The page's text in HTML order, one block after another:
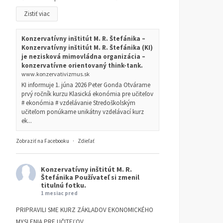
Zistiť viac
Konzervatívny inštitút M. R. Štefánika –
Konzervatívny inštitút M. R. Štefánika (KI)
je nezisková mimovládna organizácia –
konzervatívne orientovaný think-tank.
www.konzervativizmus.sk
KI informuje 1. júna 2026 Peter Gonda Otvárame
prvý ročník kurzu Klasická ekonómia pre učiteľov
# ekonómia # vzdelávanie Stredoškolským
učiteľom ponúkame unikátny vzdelávací kurz
ek...
Zobraziť na Facebooku · Zdieľať
Konzervatívny inštitút M. R.
Štefánika Používateľ si zmenil
titulnú fotku.
1 mesiac pred
PRIPRAVILI SME KURZ ZÁKLADOV EKONOMICKÉHO